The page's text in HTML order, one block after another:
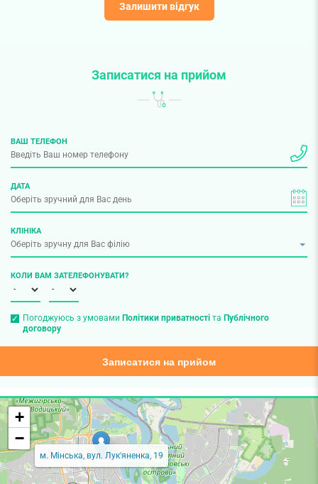
Залишити відгук
Записатися на прийом
ВАШ ТЕЛЕФОН
ДАТА
КЛІНІКА
КОЛИ ВАМ ЗАТЕЛЕФОНУВАТИ?
Погоджуюсь з умовами Політики приватностіта Публічного
договору
Записатися на прийом
м. Мінська, вул. Лук'яненка, 19
+
−